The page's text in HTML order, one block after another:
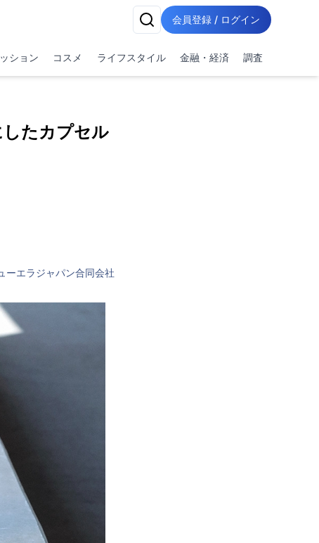
会員登録 / ログイン
ション コスメ ライフスタイル 金融・経済 調査
たカプセル
ーエラジャパン合同会社